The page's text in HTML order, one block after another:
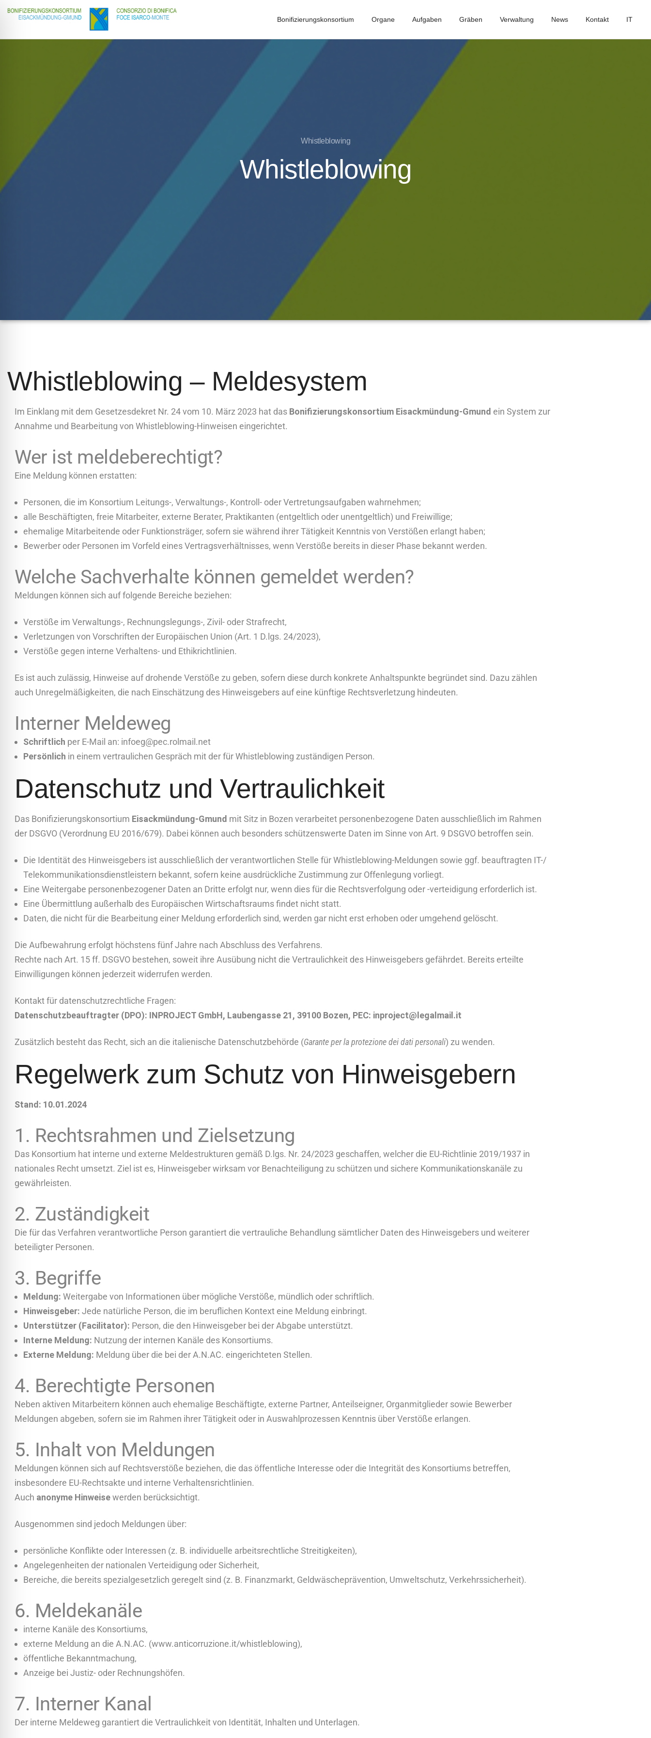
Bonifizierungskonsortium Organe Aufgaben Gräben Verwaltung News Kontakt IT
Whistleblowing
Whistleblowing
Whistleblowing – Meldesystem
Im Einklang mit dem Gesetzesdekret Nr. 24 vom 10. März 2023 hat das Bonifizierungskonsortium Eisackmündung-Gmund ein System zur
Annahme und Bearbeitung von Whistleblowing-Hinweisen eingerichtet.
Wer ist meldeberechtigt?
Eine Meldung können erstatten:
Personen, die im Konsortium Leitungs-, Verwaltungs-, Kontroll- oder Vertretungsaufgaben wahrnehmen;
alle Beschäftigten, freie Mitarbeiter, externe Berater, Praktikanten (entgeltlich oder unentgeltlich) und Freiwillige;
ehemalige Mitarbeitende oder Funktionsträger, sofern sie während ihrer Tätigkeit Kenntnis von Verstößen erlangt haben;
Bewerber oder Personen im Vorfeld eines Vertragsverhältnisses, wenn Verstöße bereits in dieser Phase bekannt werden.
Welche Sachverhalte können gemeldet werden?
Meldungen können sich auf folgende Bereiche beziehen:
Verstöße im Verwaltungs-, Rechnungslegungs-, Zivil- oder Strafrecht,
Verletzungen von Vorschriften der Europäischen Union (Art. 1 D.lgs. 24/2023),
Verstöße gegen interne Verhaltens- und Ethikrichtlinien.
Es ist auch zulässig, Hinweise auf drohende Verstöße zu geben, sofern diese durch konkrete Anhaltspunkte begründet sind. Dazu zählen
auch Unregelmäßigkeiten, die nach Einschätzung des Hinweisgebers auf eine künftige Rechtsverletzung hindeuten.
Interner Meldeweg
Schriftlich per E-Mail an: infoeg@pec.rolmail.net
Persönlich in einem vertraulichen Gespräch mit der für Whistleblowing zuständigen Person.
Datenschutz und Vertraulichkeit
Das Bonifizierungskonsortium Eisackmündung-Gmund mit Sitz in Bozen verarbeitet personenbezogene Daten ausschließlich im Rahmen
der DSGVO (Verordnung EU 2016/679). Dabei können auch besonders schützenswerte Daten im Sinne von Art. 9 DSGVO betroffen sein.
Die Identität des Hinweisgebers ist ausschließlich der verantwortlichen Stelle für Whistleblowing-Meldungen sowie ggf. beauftragten IT-/
Telekommunikationsdienstleistern bekannt, sofern keine ausdrückliche Zustimmung zur Offenlegung vorliegt.
Eine Weitergabe personenbezogener Daten an Dritte erfolgt nur, wenn dies für die Rechtsverfolgung oder -verteidigung erforderlich ist.
Eine Übermittlung außerhalb des Europäischen Wirtschaftsraums findet nicht statt.
Daten, die nicht für die Bearbeitung einer Meldung erforderlich sind, werden gar nicht erst erhoben oder umgehend gelöscht.
Die Aufbewahrung erfolgt höchstens fünf Jahre nach Abschluss des Verfahrens.
Rechte nach Art. 15 ff. DSGVO bestehen, soweit ihre Ausübung nicht die Vertraulichkeit des Hinweisgebers gefährdet. Bereits erteilte
Einwilligungen können jederzeit widerrufen werden.
Kontakt für datenschutzrechtliche Fragen:
Datenschutzbeauftragter (DPO): INPROJECT GmbH, Laubengasse 21, 39100 Bozen, PEC: inproject@legalmail.it
Zusätzlich besteht das Recht, sich an die italienische Datenschutzbehörde (Garante per la protezione dei dati personali) zu wenden.
Regelwerk zum Schutz von Hinweisgebern
Stand: 10.01.2024
1. Rechtsrahmen und Zielsetzung
Das Konsortium hat interne und externe Meldestrukturen gemäß D.lgs. Nr. 24/2023 geschaffen, welcher die EU-Richtlinie 2019/1937 in
nationales Recht umsetzt. Ziel ist es, Hinweisgeber wirksam vor Benachteiligung zu schützen und sichere Kommunikationskanäle zu
gewährleisten.
2. Zuständigkeit
Die für das Verfahren verantwortliche Person garantiert die vertrauliche Behandlung sämtlicher Daten des Hinweisgebers und weiterer
beteiligter Personen.
3. Begriffe
Meldung: Weitergabe von Informationen über mögliche Verstöße, mündlich oder schriftlich.
Hinweisgeber: Jede natürliche Person, die im beruflichen Kontext eine Meldung einbringt.
Unterstützer (Facilitator): Person, die den Hinweisgeber bei der Abgabe unterstützt.
Interne Meldung: Nutzung der internen Kanäle des Konsortiums.
Externe Meldung: Meldung über die bei der A.N.AC. eingerichteten Stellen.
4. Berechtigte Personen
Neben aktiven Mitarbeitern können auch ehemalige Beschäftigte, externe Partner, Anteilseigner, Organmitglieder sowie Bewerber
Meldungen abgeben, sofern sie im Rahmen ihrer Tätigkeit oder in Auswahlprozessen Kenntnis über Verstöße erlangen.
5. Inhalt von Meldungen
Meldungen können sich auf Rechtsverstöße beziehen, die das öffentliche Interesse oder die Integrität des Konsortiums betreffen,
insbesondere EU-Rechtsakte und interne Verhaltensrichtlinien.
Auch anonyme Hinweisewerden berücksichtigt.
Ausgenommen sind jedoch Meldungen über:
persönliche Konflikte oder Interessen (z. B. individuelle arbeitsrechtliche Streitigkeiten),
Angelegenheiten der nationalen Verteidigung oder Sicherheit,
Bereiche, die bereits spezialgesetzlich geregelt sind (z. B. Finanzmarkt, Geldwäscheprävention, Umweltschutz, Verkehrssicherheit).
6. Meldekanäle
interne Kanäle des Konsortiums,
externe Meldung an die A.N.AC. (www.anticorruzione.it/whistleblowing),
öffentliche Bekanntmachung,
Anzeige bei Justiz- oder Rechnungshöfen.
7. Interner Kanal
Der interne Meldeweg garantiert die Vertraulichkeit von Identität, Inhalten und Unterlagen.